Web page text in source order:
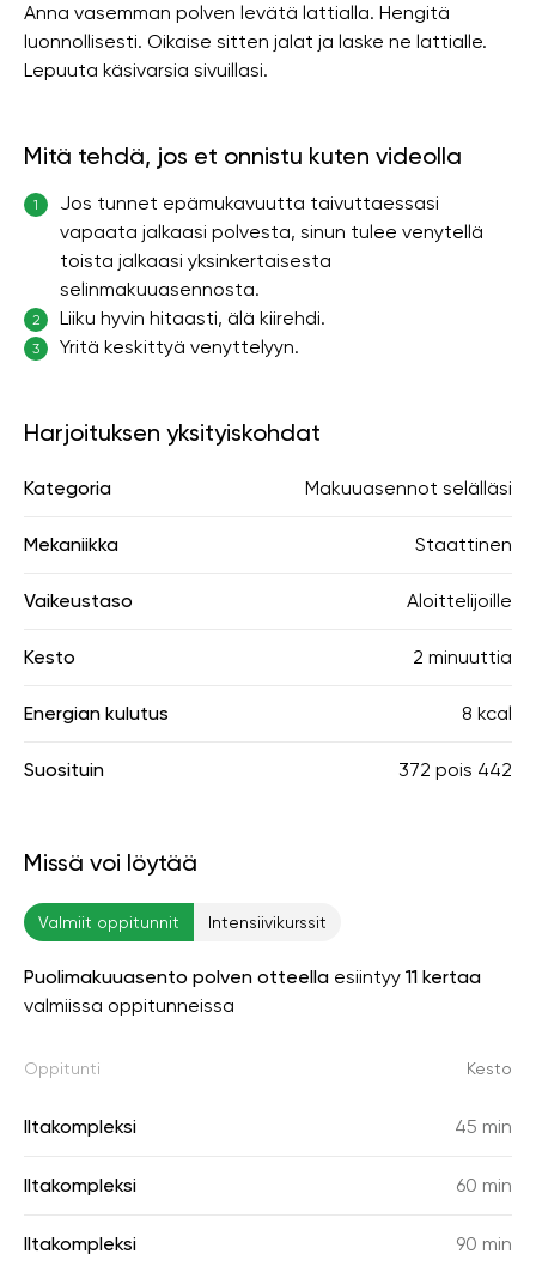
Anna vasemman polven levätä lattialla. Hengitä
luonnollisesti. Oikaise sitten jalat ja laske ne lattialle.
Lepuuta käsivarsia sivuillasi.
Mitä tehdä, jos et onnistu kuten videolla
1
Jos tunnet epämukavuutta taivuttaessasi
vapaata jalkaasi polvesta, sinun tulee venytellä
toista jalkaasi yksinkertaisesta
selinmakuuasennosta.
2 Liiku hyvin hitaasti, älä kiirehdi.
3 Yritä keskittyä venyttelyyn.
Harjoituksen yksityiskohdat
Kategoria Makuuasennot selälläsi
Mekaniikka Staattinen
Vaikeustaso Aloittelijoille
Kesto 2 minuuttia
Energian kulutus 8 kcal
Suosituin 372 pois 442
Missä voi löytää
Valmiit oppitunnit Intensiivikurssit
Puolimakuuasento polven otteella esiintyy 11 kertaa
valmiissa oppitunneissa
Oppitunti Kesto
Iltakompleksi 45 min
Iltakompleksi 60 min
Iltakompleksi 90 min